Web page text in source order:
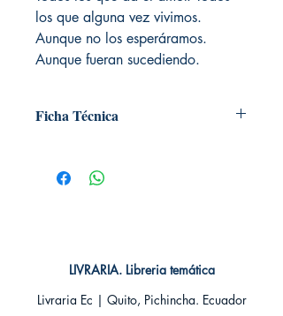
los que alguna vez vivimos.
Aunque no los esperáramos.
Aunque fueran sucediendo.
Ficha Técnica
Editorial: Espasa es poesía
Idioma: Castellano
Tamaño: Grande
LIVRARIA. Libreria temática
Livraria Ec | Quito, Pichincha. Ecuador